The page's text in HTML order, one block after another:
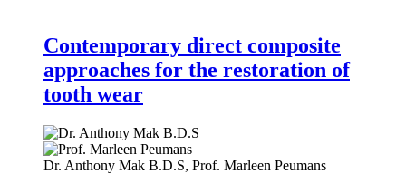
Contemporary direct composite
approaches for the restoration of
tooth wear
Dr. Anthony Mak B.D.S, Prof. Marleen Peumans